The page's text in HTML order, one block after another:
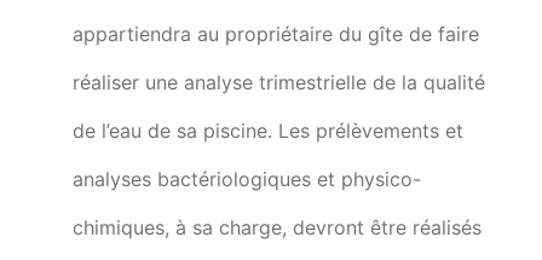
appartiendra au propriétaire du gîte de faire
réaliser une analyse trimestrielle de la qualité
de l’eau de sa piscine. Les prélèvements et
analyses bactériologiques et physico-
chimiques, à sa charge, devront être réalisés